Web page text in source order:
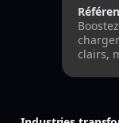
clairs,